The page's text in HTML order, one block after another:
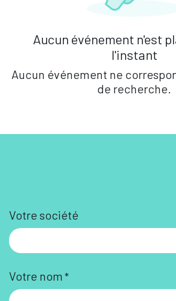
Aucun événement n'est
l'instant
Aucun événement ne
de recherche.
Votre société
Votre nom *